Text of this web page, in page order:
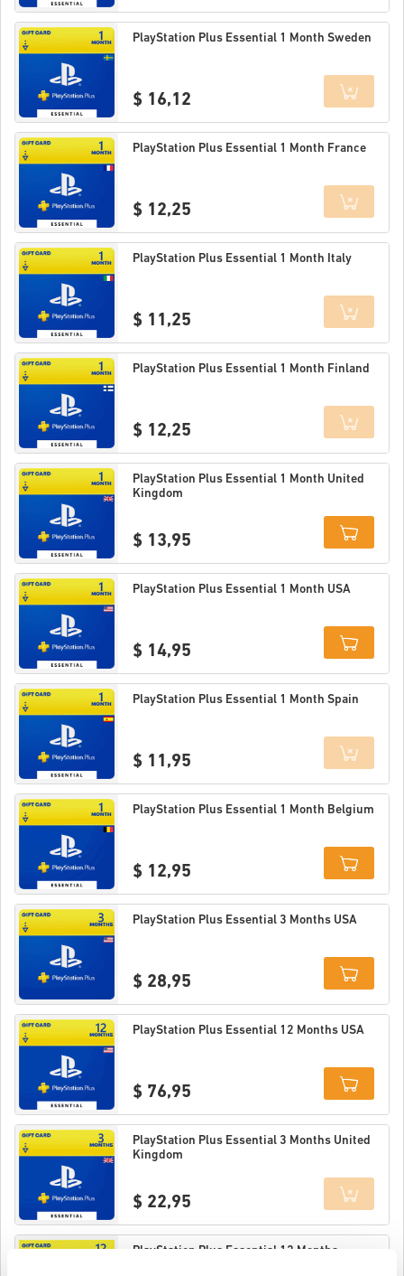
Details
PlayStation Plus Essential 1 Month Sweden
$ 16,12
Details
PlayStation Plus Essential 1 Month France
$ 12,25
Details
PlayStation Plus Essential 1 Month Italy
$ 11,25
Details
PlayStation Plus Essential 1 Month Finland
$ 12,25
Details
PlayStation Plus Essential 1 Month United
Kingdom
$ 13,95
Details
PlayStation Plus Essential 1 Month USA
$ 14,95
Details
PlayStation Plus Essential 1 Month Spain
$ 11,95
Details
PlayStation Plus Essential 1 Month Belgium
$ 12,95
Details
PlayStation Plus Essential 3 Months USA
$ 28,95
Details
PlayStation Plus Essential 12 Months USA
$ 76,95
Details
PlayStation Plus Essential 3 Months United
Kingdom
$ 22,95
Details
PlayStation Plus Essential 12 Months